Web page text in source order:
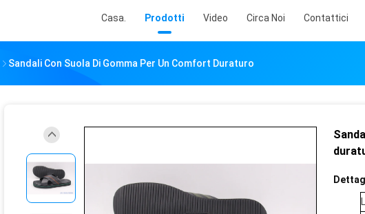
Casa. Prodotti Video Circa Noi Contattici
Sandali Con Suola Di Gomma Per Un Comfort Duraturo